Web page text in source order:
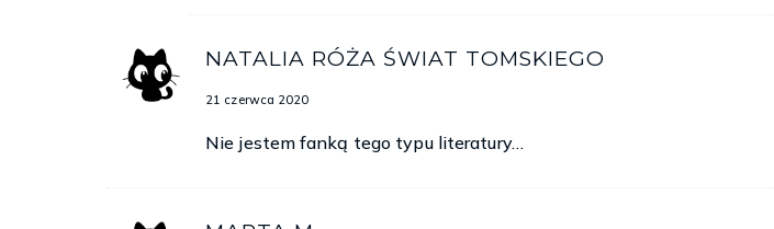
NATALIA RÓŻA ŚWIAT TOMSKIEGO
21 czerwca 2020
Nie jestem fanką tego typu literatury…